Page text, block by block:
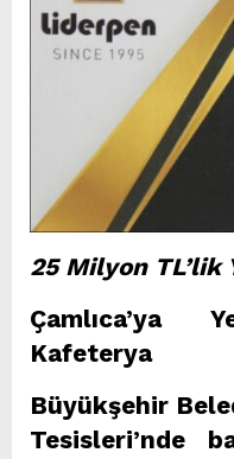
25 Milyon TL’lik
Kafeterya
Büyükşehir
Tesisleri’nde